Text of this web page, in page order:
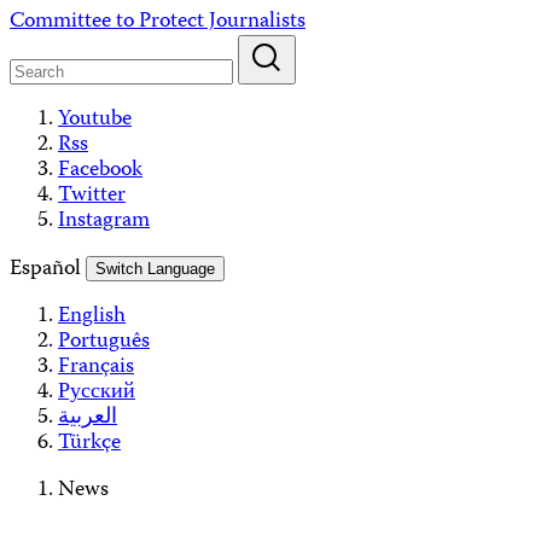
Skip
content
Committee to Protect Journalists
Youtube
Rss
Facebook
Twitter
Instagram
Español
Switch Language
English
Português
Français
Русский
العربية
Türkçe
News